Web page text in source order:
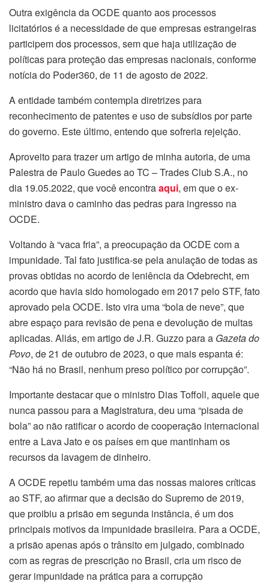
Outra exigência da OCDE quanto aos processos
licitatórios é a necessidade de que empresas estrangeiras
participem dos processos, sem que haja utilização de
políticas para proteção das empresas nacionais, conforme
notícia do Poder360, de 11 de agosto de 2022.
A entidade também contempla diretrizes para
reconhecimento de patentes e uso de subsídios por parte
do governo. Este último, entendo que sofreria rejeição.
Aproveito para trazer um artigo de minha autoria, de uma
Palestra de Paulo Guedes ao TC – Trades Club S.A., no
dia 19.05.2022, que você encontraaqui, em que o ex-
ministro dava o caminho das pedras para ingresso na
OCDE.
Voltando à “vaca fria”, a preocupação da OCDE com a
impunidade. Tal fato justifica-se pela anulação de todas as
provas obtidas no acordo de leniência da Odebrecht, em
acordo que havia sido homologado em 2017 pelo STF, fato
aprovado pela OCDE. Isto vira uma “bola de neve”, que
abre espaço para revisão de pena e devolução de multas
aplicadas. Aliás, em artigo de J.R. Guzzo para a Gazeta do
Povo, de 21 de outubro de 2023, o que mais espanta é:
“Não há no Brasil, nenhum preso político por corrupção”.
Importante destacar que o ministro Dias Toffoli, aquele que
nunca passou para a Magistratura, deu uma “pisada de
bola” ao não ratificar o acordo de cooperação internacional
entre a Lava Jato e os países em que mantinham os
recursos da lavagem de dinheiro.
A OCDE repetiu também uma das nossas maiores críticas
ao STF, ao afirmar que a decisão do Supremo de 2019,
que proibiu a prisão em segunda instância, é um dos
principais motivos da impunidade brasileira. Para a OCDE,
a prisão apenas após o trânsito em julgado, combinado
com as regras de prescrição no Brasil, cria um risco de
gerar impunidade na prática para a corrupção